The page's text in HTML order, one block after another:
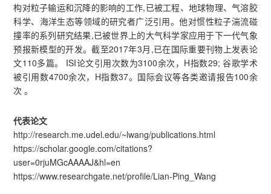
构对粒子输运和沉降的影响的工作,已被工程、地球物理、气溶胶
科学、海洋生态等领域的研究者广泛引用。他对惯性粒子湍流碰
撞率的系列研究结果,已被世界上的大气科学家应用于下一代气象
预报新模型的开发。截至2017年3月,已在国际重要刊物上发表论
文110多篇。 ISI论文引用次数为3100余次，H指数29; 谷歌学术
被引用数4700余次，H指数37。国际会议等各类邀请报告100余
次 。
代表论文
http://research.me.udel.edu/~lwang/publications.html
https://scholar.google.com/citations?
user=0rjuMGcAAAAJ&hl=en
https://www.researchgate.net/profile/Lian-Ping_Wang